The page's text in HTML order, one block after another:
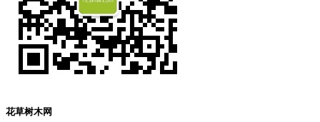
花草树木网